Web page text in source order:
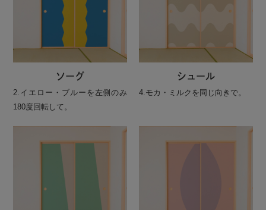
ソーグ
2.イエロー・ブルーを左側のみ
180度回転して。
シュール
4.モカ・ミルクを同じ向きで。